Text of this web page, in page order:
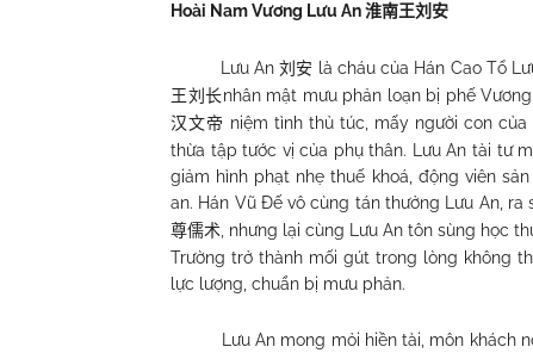
Hoài NamVương Lưu An 淮南王刘安
Lưu An刘安 là cháu của Hán Cao Tổ
王刘长nhân mật mưu phản loạn bị phế
汉文帝 niệm tình thủ túc, mấy người con
thừa tập tước vị của phụ thân. Lưu An tài tư
giảm hình phạt nhẹ thuế khoá, động viên
an. Hán Vũ Đế vô cùng tán thưởng Lưu An,
尊儒术 , nhưng lại cùng Lưu An tôn sùng học
Trường trở thành mối gút trong lòng không
lực lượng, chuẩn bị mưu phản.
Lưu An mong mỏi hiền tài, môn